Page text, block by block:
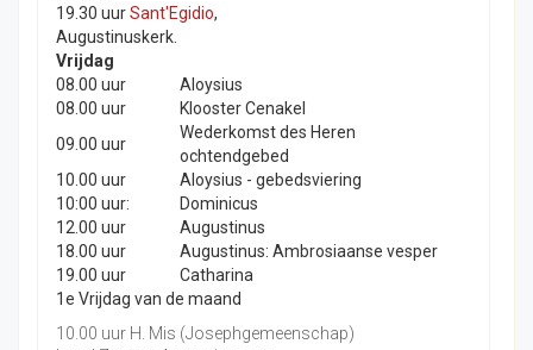
19.30 uurSant'Egidio,
Augustinuskerk.
Vrijdag
08.00 uur
Aloysius
08.00 uur
Klooster Cenakel
09.00 uur
Wederkomst des Heren
ochtendgebed
10.00 uur
Aloysius - gebedsviering
10:00 uur:
Dominicus
12.00 uur
Augustinus
18.00 uur
Augustinus: Ambrosiaanse vesper
19.00 uur
Catharina
1e Vrijdag van de maand
10.00 uur H. Mis (Josephgemeenschap)